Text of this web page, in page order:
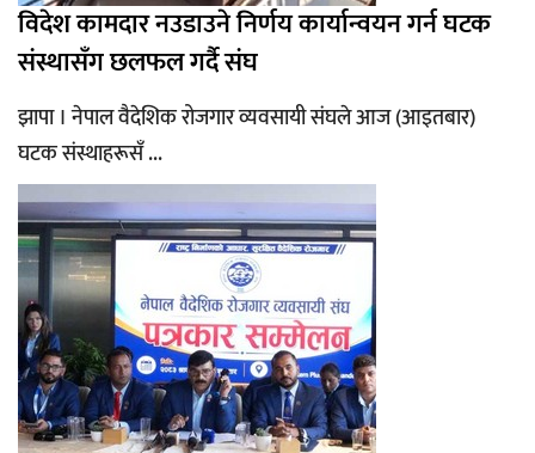
विदेश कामदार नउडाउने निर्णय कार्यान्वयन गर्न घटक
संस्थासँग छलफल गर्दै संघ
झापा । नेपाल वैदेशिक रोजगार व्यवसायी संघले आज (आइतबार)
घटक संस्थाहरूसँ ...